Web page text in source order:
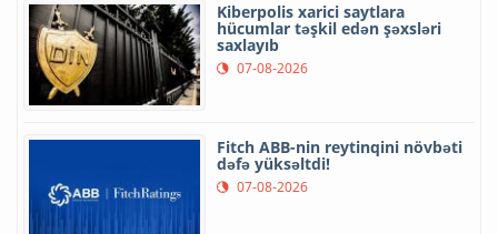
Kiberpolis xarici saytlara
hücumlar təşkil edən şəxsləri
saxlayıb
07-08-2026
Fitch ABB-nin reytinqini növbəti
dəfə yüksəltdi!
07-08-2026